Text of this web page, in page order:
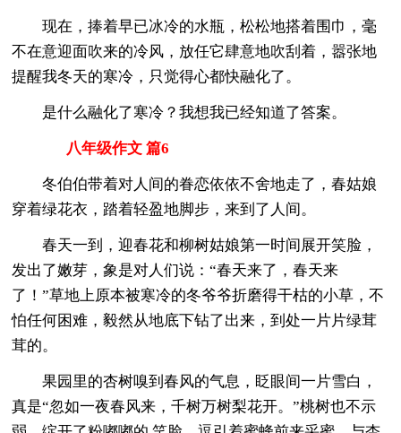
现在，捧着早已冰冷的水瓶，松松地搭着围巾，毫
不在意迎面吹来的冷风，放任它肆意地吹刮着，嚣张地
提醒我冬天的寒冷，只觉得心都快融化了。
是什么融化了寒冷？我想我已经知道了答案。
八年级作文 篇6
冬伯伯带着对人间的眷恋依依不舍地走了，春姑娘
穿着绿花衣，踏着轻盈地脚步，来到了人间。
春天一到，迎春花和柳树姑娘第一时间展开笑脸，
发出了嫩芽，象是对人们说：“春天来了，春天来
了！”草地上原本被寒冷的冬爷爷折磨得干枯的小草，不
怕任何困难，毅然从地底下钻了出来，到处一片片绿茸
茸的。
果园里的杏树嗅到春风的气息，眨眼间一片雪白，
真是“忽如一夜春风来，千树万树梨花开。”桃树也不示